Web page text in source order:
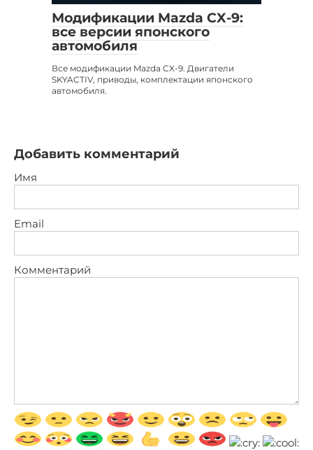
Модификации Mazda CX-9:
все версии японского
автомобиля
Все модификации Mazda CX-9. Двигатели
SKYACTIV, приводы, комплектации японского
автомобиля.
Добавить комментарий
Имя
Email
Комментарий